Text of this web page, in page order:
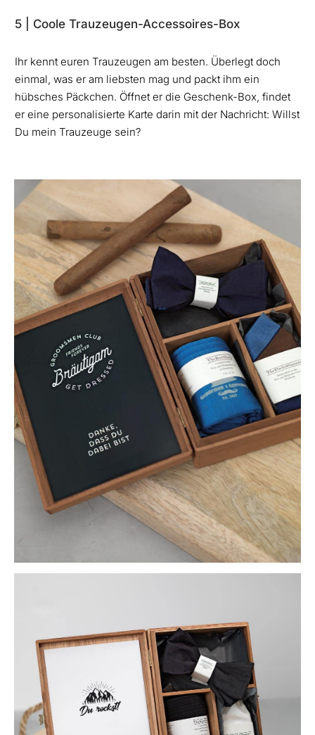
5 | Coole Trauzeugen-Accessoires-Box
Ihr kennt euren Trauzeugen am besten. Überlegt doch
einmal, was er am liebsten mag und packt ihm ein
hübsches Päckchen. Öffnet er die Geschenk-Box, findet
er eine personalisierte Karte darin mit der Nachricht: Willst
Du mein Trauzeuge sein?